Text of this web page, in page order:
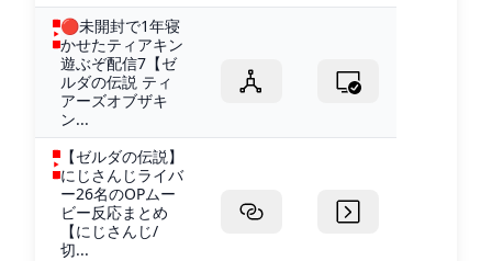
🔴未開封で1年寝
かせたティアキン
遊ぶぞ配信7【ゼ
ルダの伝説 ティ
アーズオブザキ
ン...
【ゼルダの伝説】
にじさんじライバ
ー26名のOPムー
ビー反応まとめ
【にじさんじ/
切...